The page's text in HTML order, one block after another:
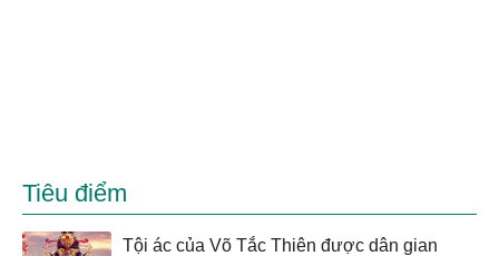
Tiêu điểm
Tội ác của Võ Tắc Thiên được dân gian